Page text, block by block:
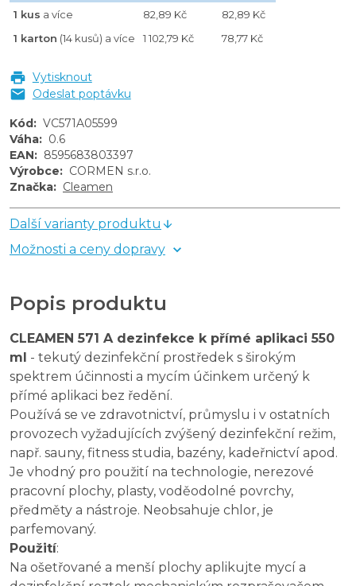
1 kus a více 82,89 Kč
82,89 Kč
1 karton (14 kusů) a více 1 102,79 Kč 78,77 Kč
Vytisknout
Odeslat poptávku
Kód: VC571A05599
Váha: 0.6
EAN: 8595683803397
Výrobce: CORMEN s.r.o.
Značka: Cleamen
Další varianty produktu
Možnosti a ceny dopravy
Popis produktu
CLEAMEN 571 A dezinfekce k přímé aplikaci 550
ml - tekutý dezinfekční prostředek s širokým
spektrem účinnosti a mycím účinkem určený k
přímé aplikaci bez ředění.
Používá se ve zdravotnictví, průmyslu i v ostatních
provozech vyžadujících zvýšený dezinfekční režim,
např. sauny, fitness studia, bazény, kadeřnictví apod.
Je vhodný pro použití na technologie, nerezové
pracovní plochy, plasty, voděodolné povrchy,
předměty a nástroje. Neobsahuje chlor, je
parfemovaný.
Použití:
Na ošetřované a menší plochy aplikujte mycí a